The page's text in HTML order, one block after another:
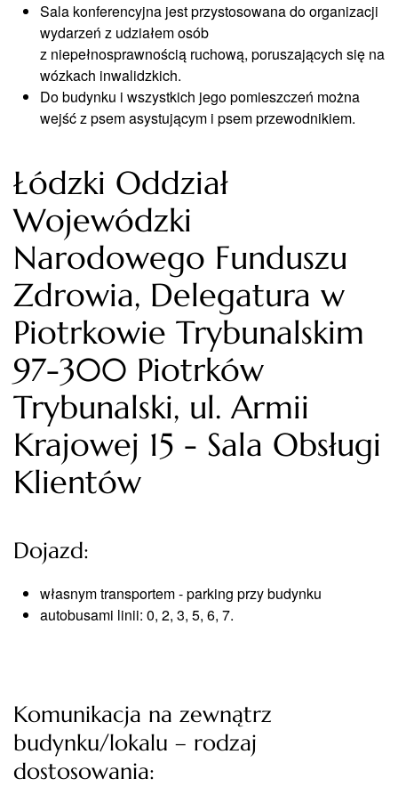
Sala konferencyjna jest przystosowana do organizacji
wydarzeń z udziałem osób
z niepełnosprawnością ruchową, poruszających się na
wózkach inwalidzkich.
Do budynku i wszystkich jego pomieszczeń można
wejść z psem asystującym i psem przewodnikiem.
Łódzki Oddział
Wojewódzki
Narodowego Funduszu
Zdrowia, Delegatura w
Piotrkowie Trybunalskim
97-300 Piotrków
Trybunalski, ul. Armii
Krajowej 15 - Sala Obsługi
Klientów
Dojazd:
własnym transportem - parking przy budynku
autobusami linii: 0, 2, 3, 5, 6, 7.
Komunikacja na zewnątrz
budynku/lokalu – rodzaj
dostosowania: